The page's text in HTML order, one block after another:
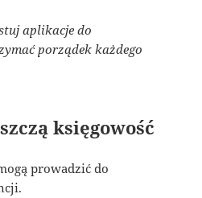
aplikacje do
porządek każdego
księgowość
prowadzić do